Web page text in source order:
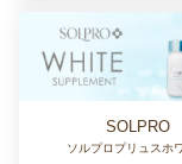
SOLPRO
ソルプロプリュスホ